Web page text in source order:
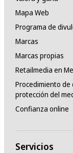
Mapa Web
Programa de
Marcas
Marcas propias
Retailmedia en
Procedimiento de
protección del
Confianza online
Servicios